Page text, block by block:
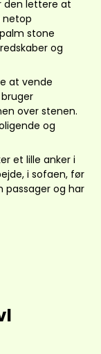
den lettere at
netop
stone
og
at vende
over stenen.
og
et lille anker i
i sofaen, før
passager og har